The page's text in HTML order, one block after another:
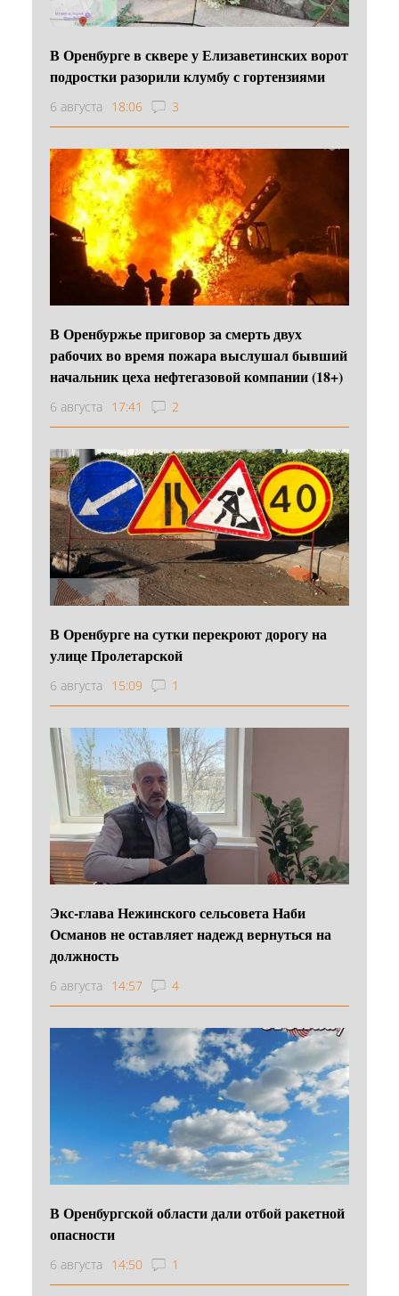
В Оренбурге в сквере у Елизаветинских ворот
подростки разорили клумбу с гортензиями
6 августа 18:06 3
В Оренбуржье приговор за смерть двух
рабочих во время пожара выслушал бывший
начальник цеха нефтегазовой компании (18+)
6 августа 17:41 2
В Оренбурге на сутки перекроют дорогу на
улице Пролетарской
6 августа 15:09 1
Экс-глава Нежинского сельсовета Наби
Османов не оставляет надежд вернуться на
должность
6 августа 14:57 4
В Оренбургской области дали отбой ракетной
опасности
6 августа 14:50 1